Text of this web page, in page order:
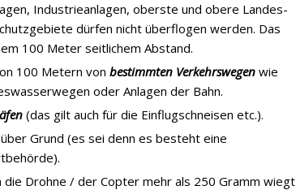
Industrieanlagen, oberste und obere Landes-
dürfen nicht überflogen werden. Das
100 Meter seitlichem Abstand.
100 Metern von bestimmten Verkehrswegen wie
oder Anlagen der Bahn.
(das gilt auch für die Einflugschneisen etc.).
Grund (es sei denn es besteht eine
die Drohne / der Copter mehr als 250 Gramm wiegt